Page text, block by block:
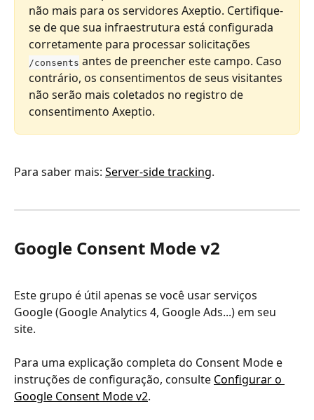
não mais para os servidores Axeptio. Certifique-
se de que sua infraestrutura está configurada
corretamente para processar solicitações
/consents antes de preencher este campo. Caso
contrário, os consentimentos de seus visitantes
não serão mais coletados no registro de
consentimento Axeptio.
Para saber mais: Server-side tracking.
Google Consent Mode v2
Este grupo é útil apenas se você usar serviços
Google (Google Analytics 4, Google Ads...) em seu
site.
Para uma explicação completa do Consent Mode e
instruções de configuração, consulte Configurar o
Google Consent Mode v2.